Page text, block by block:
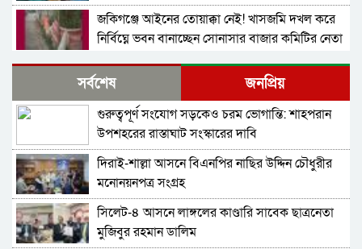
জকিগঞ্জে আইনের তোয়াক্কা নেই! খাসজমি দখল করে
নির্বিঘ্নে ভবন বানাচ্ছেন সোনাসার বাজার কমিটির নেতা
বন্ধ থাকবে সিলেটের ৭টি এলাকায় দীর্ঘ ৯ ঘণ্টা বিদ্যুৎ
নিরাপত্তাহীনতায় লাভলুর পরিবার: সিলেটে সশস্ত্র
হামলায়, লুন্ঠিত অর্থ-স্বর্ণ
জলবায়ূ পরিবর্তনে হুমকির মুখে সিলেট
স্টার এক্সিলেন্স অ্যাওয়ার্ড ২০২৫-এ ভূষিত সাংবাদিক
চৌধুরী জীবন
সর্বশেষ জনপ্রিয়
গুরুত্বপূর্ণ সংযোগ সড়কেও চরম ভোগান্তি: শাহপরান
উপশহরের রাস্তাঘাট সংস্কারের দাবি
দিরাই-শাল্লা আসনে বিএনপির নাছির উদ্দিন চৌধুরীর
মনোনয়নপত্র সংগ্রহ
সিলেট-৪ আসনে লাঙ্গলের কাণ্ডারি সাবেক ছাত্রনেতা
মুজিবুর রহমান ডালিম